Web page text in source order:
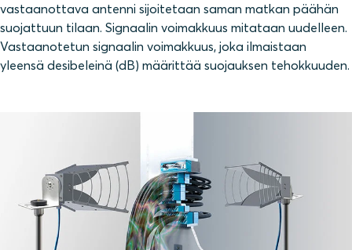
vastaanottava antenni sijoitetaan saman matkan päähän
suojattuun tilaan. Signaalin voimakkuus mitataan uudelleen.
Vastaanotetun signaalin voimakkuus, joka ilmaistaan
yleensä desibeleinä (dB) määrittää suojauksen tehokkuuden.